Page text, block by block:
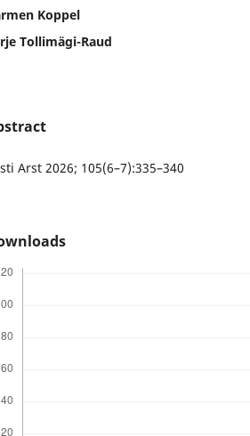
Koppel
Tollimägi-Raud
Arst 2026; 105(6–7):335–340